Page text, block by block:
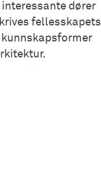
interessante dører
fellesskapets